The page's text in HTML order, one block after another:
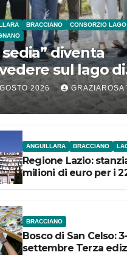
BRACCIANO
CONSORZIO
sedia” diventa
sul lago di
ieri
2026 GRAZIAROSA
ANGUILLARA BRACCIANO
Regione Lazio:
milioni di euro per i
BRACCIANO
Bosco di San Celso:
settembre Terza